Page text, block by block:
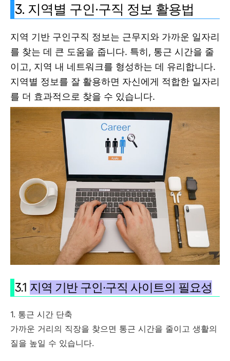
3. 지역별 구인·구직 정보 활용법
지역 기반 구인구직 정보는 근무지와 가까운 일자리
를 찾는 데 큰 도움을 줍니다. 특히, 통근 시간을 줄
이고, 지역 내 네트워크를 형성하는 데 유리합니다.
지역별 정보를 잘 활용하면 자신에게 적합한 일자리
를 더 효과적으로 찾을 수 있습니다.
3.1 지역 기반 구인·구직 사이트의 필요성
1. 통근 시간 단축
가까운 거리의 직장을 찾으면 통근 시간을 줄이고 생활의
질을 높일 수 있습니다.